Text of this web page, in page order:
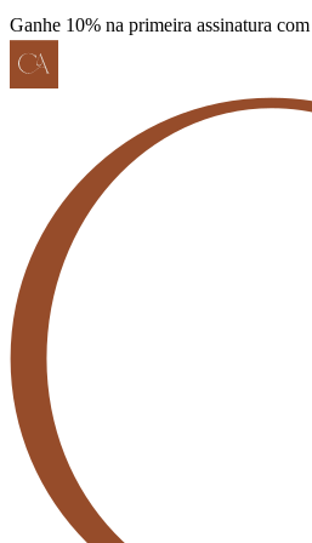
Ganhe 10% na primeira assinatura